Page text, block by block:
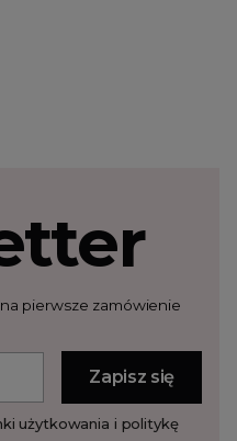
pierwsze zamówienie
użytkowania i politykę